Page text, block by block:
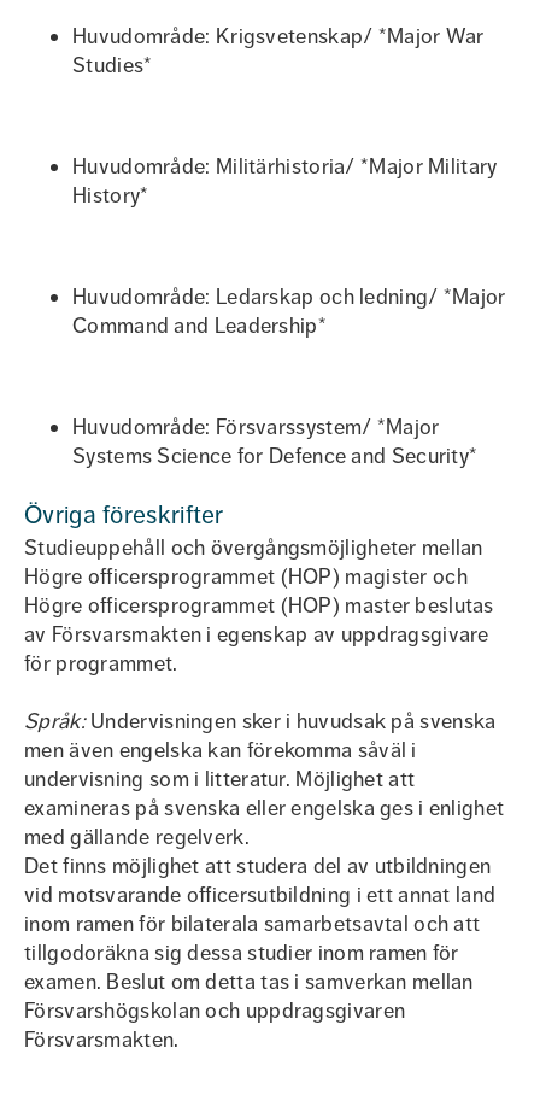
Huvudområde: Krigsvetenskap/ *Major War
Studies*
Huvudområde: Militärhistoria/ *Major Military
History*
Huvudområde: Ledarskap och ledning/ *Major
Command and Leadership*
Huvudområde: Försvarssystem/ *Major
Systems Science for Defence and Security*
Övriga föreskrifter
Studieuppehåll och övergångsmöjligheter mellan
Högre officersprogrammet (HOP) magister och
Högre officersprogrammet (HOP) master beslutas
av Försvarsmakten i egenskap av uppdragsgivare
för programmet.
Språk:Undervisningen sker i huvudsak på svenska
men även engelska kan förekomma såväl i
undervisning som i litteratur. Möjlighet att
examineras på svenska eller engelska ges i enlighet
med gällande regelverk.
Det finns möjlighet att studera del av utbildningen
vid motsvarande officersutbildning i ett annat land
inom ramen för bilaterala samarbetsavtal och att
tillgodoräkna sig dessa studier inom ramen för
examen. Beslut om detta tas i samverkan mellan
Försvarshögskolan och uppdragsgivaren
Försvarsmakten.